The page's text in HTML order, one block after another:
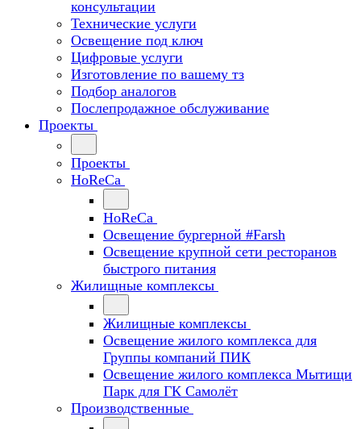
консультации
Технические услуги
Освещение под ключ
Цифровые услуги
Изготовление по вашему тз
Подбор аналогов
Послепродажное обслуживание
Проекты
Проекты
HoReCa
HoReCa
Освещение бургерной #Farsh
Освещение крупной сети ресторанов
быстрого питания
Жилищные комплексы
Жилищные комплексы
Освещение жилого комплекса для
Группы компаний ПИК
Освещение жилого комплекса Мытищи
Парк для ГК Самолёт
Производственные